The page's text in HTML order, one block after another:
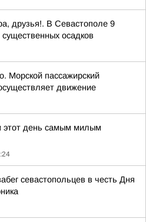
друзья!. В Севастополе 9
существенных осадков
Морской пассажирский
движение
этот день самым милым
севастопольцев в честь Дня